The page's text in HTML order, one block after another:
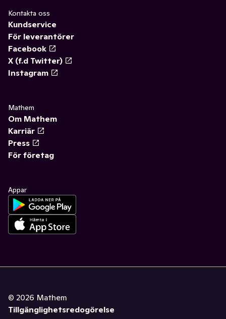
Kontakta oss
Kundservice
För leverantörer
Facebook
X (f.d Twitter)
Instagram
Mathem
Om Mathem
Karriär
Press
För företag
Appar
© 2026 Mathem
Tillgänglighetsredogörelse